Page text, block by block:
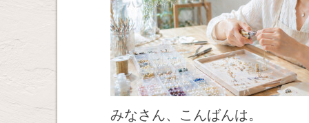
みなさん、こんばんは。